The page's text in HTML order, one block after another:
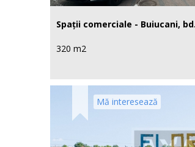
Spații comerciale - Buiucani,
320 m2
Mă interesează